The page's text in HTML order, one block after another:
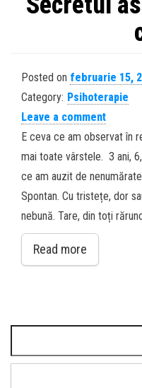
Posted on februarie 15,
Category: Psihoterapie
Leave a comment
E ceva ce am observat în
mai toate vârstele. 3 ani,
ce am auzit de
Spontan. Cu tristețe, dor
nebună. Tare, din toți
Read more